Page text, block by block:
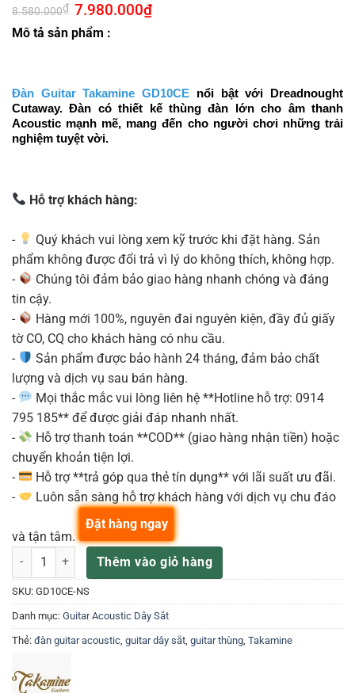
8.580.000₫ Giá
gốc
là:
8.580.000₫.
7.980.000₫Giá
Mô tả sản phẩm :
Đàn Guitar Takamine GD10CE nổi bật với Dreadnought
Cutaway. Đàn có thiết kế thùng đàn lớn cho âm thanh
Acoustic mạnh mẽ, mang đến cho người chơi những trải
nghiệm tuyệt vời.
Hỗ trợ khách hàng:
-
Quý khách vui lòng xem kỹ trước khi đặt hàng. Sản
phẩm không được đổi trả vì lý do không thích, không hợp.
-
Chúng tôi đảm bảo giao hàng nhanh chóng và đáng
tin cậy.
-
Hàng mới 100%, nguyên đai nguyên kiện, đầy đủ giấy
tờ CO, CQ cho khách hàng có nhu cầu.
-
Sản phẩm được bảo hành 24 tháng, đảm bảo chất
lượng và dịch vụ sau bán hàng.
-
Mọi thắc mắc vui lòng liên hệ **Hotline hỗ trợ: 0914
795 185** để được giải đáp nhanh nhất.
-
Hỗ trợ thanh toán **COD** (giao hàng nhận tiền) hoặc
chuyển khoản tiện lợi.
-
Hỗ trợ **trả góp qua thẻ tín dụng** với lãi suất ưu đãi.
-
Luôn sẵn sàng hỗ trợ khách hàng với dịch vụ chu đáo
và tận tâm.
TAKAMINE ĐÀN GUITAR ACOUSTIC GD10CE-NS số lượng
Thêm vào giỏ hàng
Đặt hàng ngay
SKU: GD10CE-NS
Danh mục: Guitar Acoustic Dây Sắt
Thẻ: đàn guitar acoustic guitar dây sắt guitar thùng Takamine